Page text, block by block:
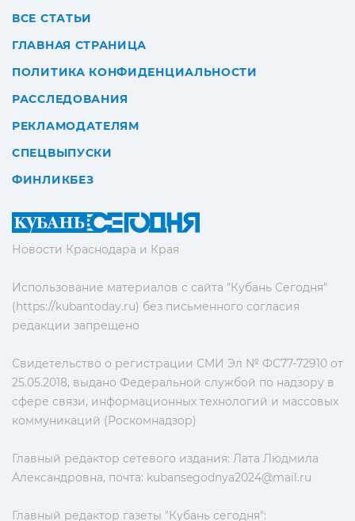
Новости Краснодара и Края
Использование материалов с сайта "Кубань Сегодня"
(https://kubantoday.ru) без письменного согласия
редакции запрещено
Свидетельство о регистрации СМИ Эл № ФС77-72910 от
25.05.2018, выдано Федеральной службой по надзору в
сфере связи, информационных технологий и массовых
коммуникаций (Роскомнадзор)
Главный редактор сетевого издания: Лата Людмила
Александровна, почта: kubansegodnya2024@mail.ru
Главный редактор газеты "Кубань сегодня":
ВСЕ СТАТЬИ
ГЛАВНАЯ СТРАНИЦА
ПОЛИТИКА КОНФИДЕНЦИАЛЬНОСТИ
РАССЛЕДОВАНИЯ
РЕКЛАМОДАТЕЛЯМ
СПЕЦВЫПУСКИ
ФИНЛИКБЕЗ